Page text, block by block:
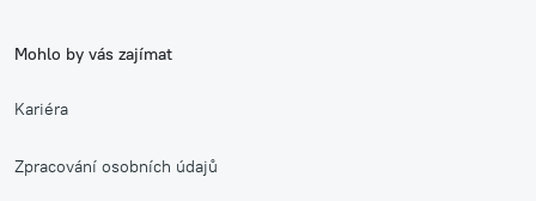
Mohlo by vás zajímat
Kariéra
Zpracování osobních údajů